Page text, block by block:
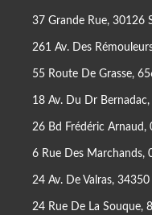
37 Grande Rue, 30126
261 Av. Des
55 Route De Grasse,
18 Av. Du Dr Bernadac,
26 Bd Frédéric Arnaud,
6 Rue Des Marchands,
24 Av. De Valras, 34350
24 Rue De La Souque,